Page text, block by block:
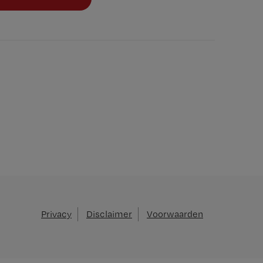
Privacy Disclaimer Voorwaarden